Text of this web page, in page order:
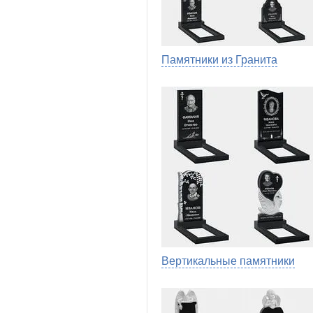
Памятники из Гранита
Вертикальные памятники